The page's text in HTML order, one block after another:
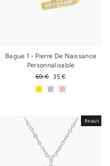
Bague 1 - Pierre De Naissance
Personnalisable
Prix
régulier
69 €
Prix
réduit
35 €
Réduit